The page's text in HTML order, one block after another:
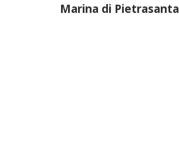
Marina di Pietrasanta